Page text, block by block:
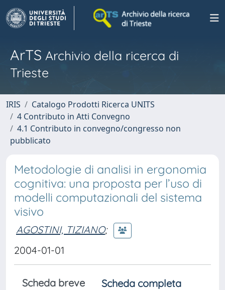
ArTS Archivio della ricerca di
Trieste
IRIS
Catalogo Prodotti Ricerca UNITS
4 Contributo in Atti Convegno
4.1 Contributo in convegno/congresso non
pubblicato
Metodologie di analisi in ergonomia
cognitiva: una proposta per l’uso di
modelli computazionali del sistema
visivo
AGOSTINI, TIZIANO;
2004-01-01
Scheda breve Scheda completa